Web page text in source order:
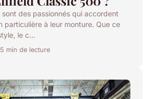
sont des passionnés qui accordent
particulière à leur monture. Que ce
le c...
5 min de lecture